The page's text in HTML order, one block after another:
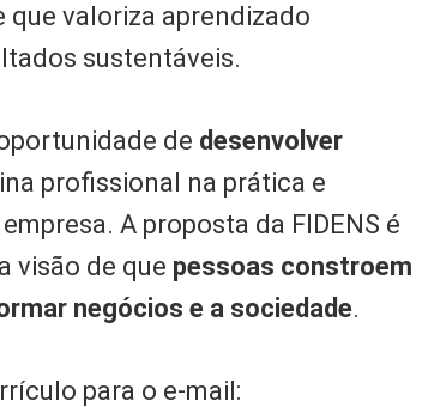
que valoriza aprendizado
sustentáveis.
de desenvolver
profissional na prática e
A proposta da FIDENS é
visão de que pessoas constroem
negócios e a sociedade.
para o e-mail: